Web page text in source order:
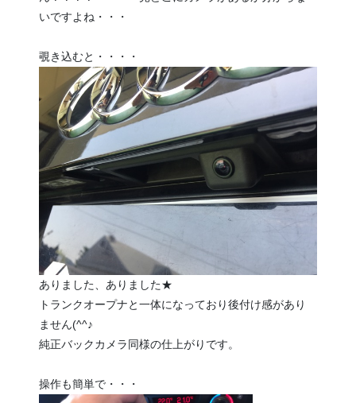
いですよね・・・
覗き込むと・・・・
ありました、ありました★
トランクオープナと一体になっており後付け感があり
ません(^^♪
純正バックカメラ同様の仕上がりです。
操作も簡単で・・・